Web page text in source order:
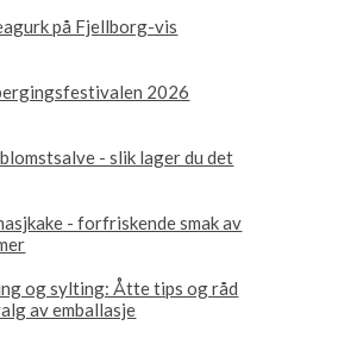
på Fjellborg-vis
2026
- slik lager du det
- forfriskende smak av
og sylting: Åtte tips og råd
av emballasje